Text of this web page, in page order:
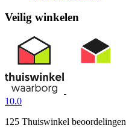
Veilig winkelen
10.0
125 Thuiswinkel beoordelingen